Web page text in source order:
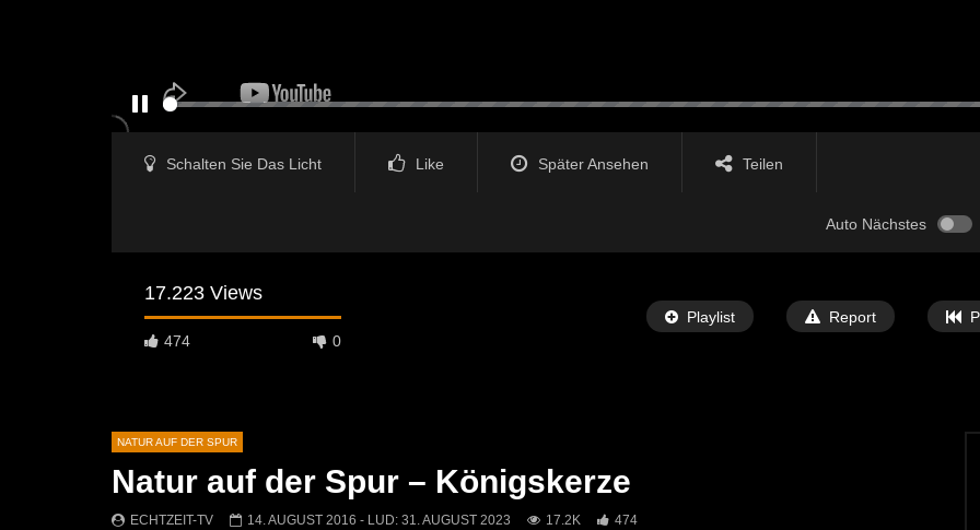
Schalten Sie Das Licht Like Später Ansehen Teilen
Auto Nächstes
17.223 Views
474 0
Playlist Report
Später Ansehen
03:24 03:27
NATUR AUF DER SPUR
Natur auf der Spur – Königskerze
ECHTZEIT-TV 14. AUGUST 2016 - LUD: 31. AUGUST 2023 17.2K 474